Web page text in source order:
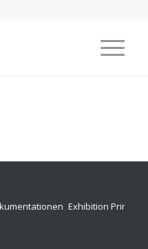
Exhibition Prints